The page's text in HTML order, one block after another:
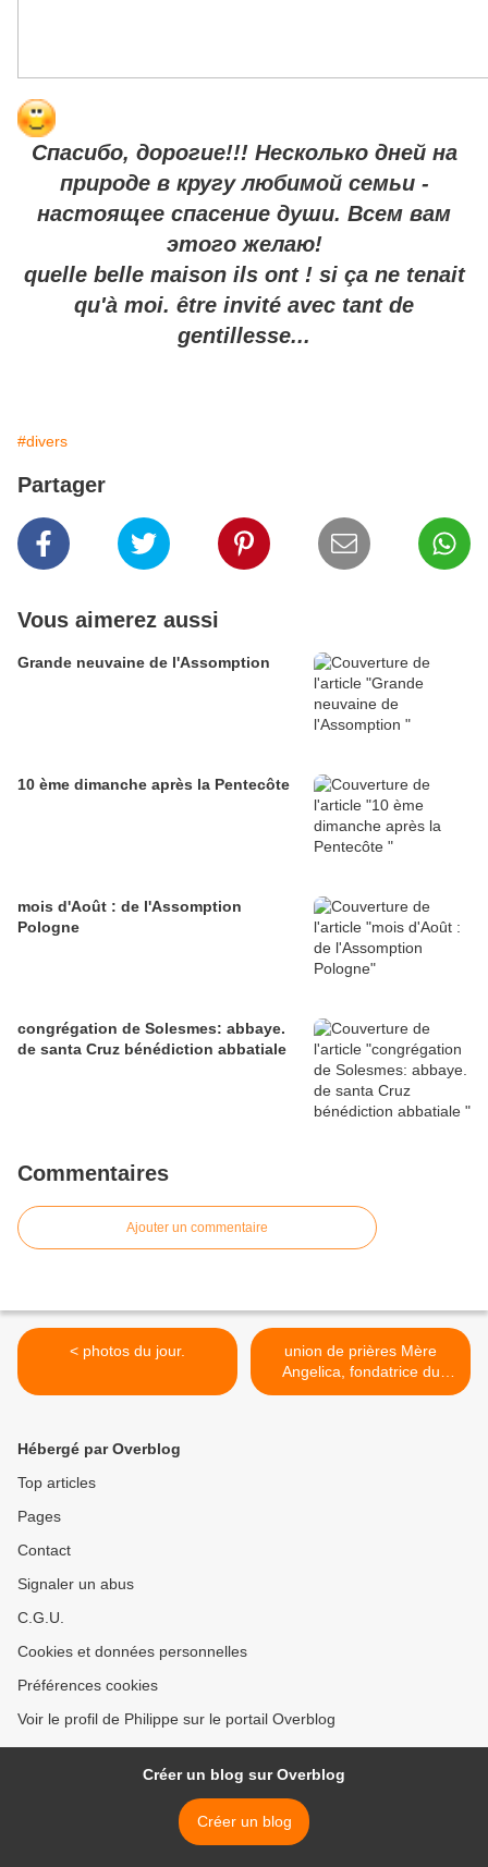
Спасибо, дорогие!!! Несколько дней на
природе в кругу любимой семьи -
настоящее спасение души. Всем вам
этого желаю!
quelle belle maison ils ont ! si ça ne tenait
qu'à moi. être invité avec tant de
gentillesse...
#divers
Partager
Vous aimerez aussi
Grande neuvaine de l'Assomption
10 ème dimanche après la Pentecôte
mois d'Août : de l'Assomption
Pologne
congrégation de Solesmes: abbaye.
de santa Cruz bénédiction abbatiale
Commentaires
Ajouter un commentaire
< photos du jour.
union de prières Mère
Angelica, fondatrice du
réseau catholique EWTN >
Hébergé par Overblog
Top articles
Pages
Contact
Signaler un abus
C.G.U.
Cookies et données personnelles
Préférences cookies
Voir le profil de Philippe sur le portail Overblog
Créer un blog sur Overblog
Créer un blog